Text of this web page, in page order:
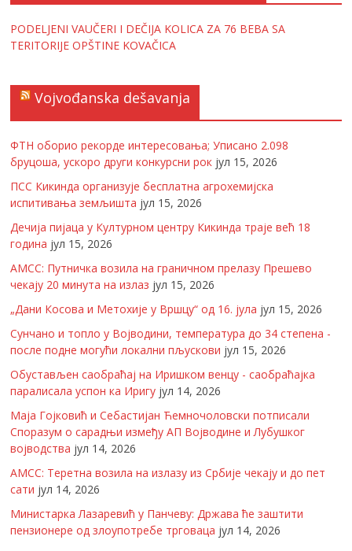
PODELJENI VAUČERI I DEČIJA KOLICA ZA 76 BEBA SA
TERITORIJE OPŠTINE KOVAČICA
Vojvođanska dešavanja
ФТН оборио рекорде интересовања; Уписано 2.098
бруцоша, ускоро други конкурсни рок јул 15, 2026
ПСС Кикинда организује бесплатна агрохемијска
испитивања земљишта јул 15, 2026
Дечија пијаца у Културном центру Кикинда траје већ 18
година јул 15, 2026
АМСС: Путничка возила на граничном прелазу Прешево
чекају 20 минута на излаз јул 15, 2026
„Дани Косова и Метохије у Вршцу“ од 16. јула јул 15, 2026
Сунчано и топло у Војводини, температура до 34 степена -
после подне могући локални пљускови јул 15, 2026
Обустављен саобраћај на Иришком венцу - саобраћајка
паралисала успон ка Иригу јул 14, 2026
Маја Гојковић и Себастијан Ћемночоловски потписали
Споразум о сарадњи између АП Војводине и Лубушког
војводства јул 14, 2026
АМСС: Теретна возила на излазу из Србије чекају и до пет
сати јул 14, 2026
Министарка Лазаревић у Панчеву: Држава ће заштити
пензионере од злоупотребе трговаца јул 14, 2026